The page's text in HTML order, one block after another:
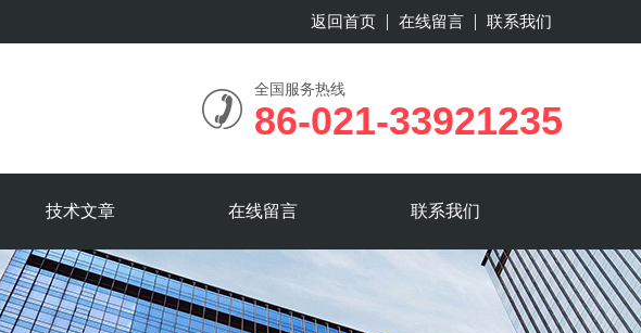
返回首页 在线留言 联系我们
全国服务热线
86-021-33921235
技术文章 在线留言 联系我们